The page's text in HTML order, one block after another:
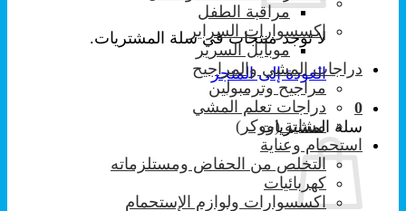
لا توجد منتجات في سلة المشتريات.
العودة إلى المتجر
0
سلة المشتريات
مراقبة الطفل
إكسسوارات السراير
موبايل السرير
دراجات المشي والمراجيح
مراجيح وترمبولين
دراجات تعلم المشي
مشاية (ووكر)
استحمام وعناية
التخلص من الحفاض ومستلزماته
كهربائيات
اكسسوارات ولوازم الإستحمام